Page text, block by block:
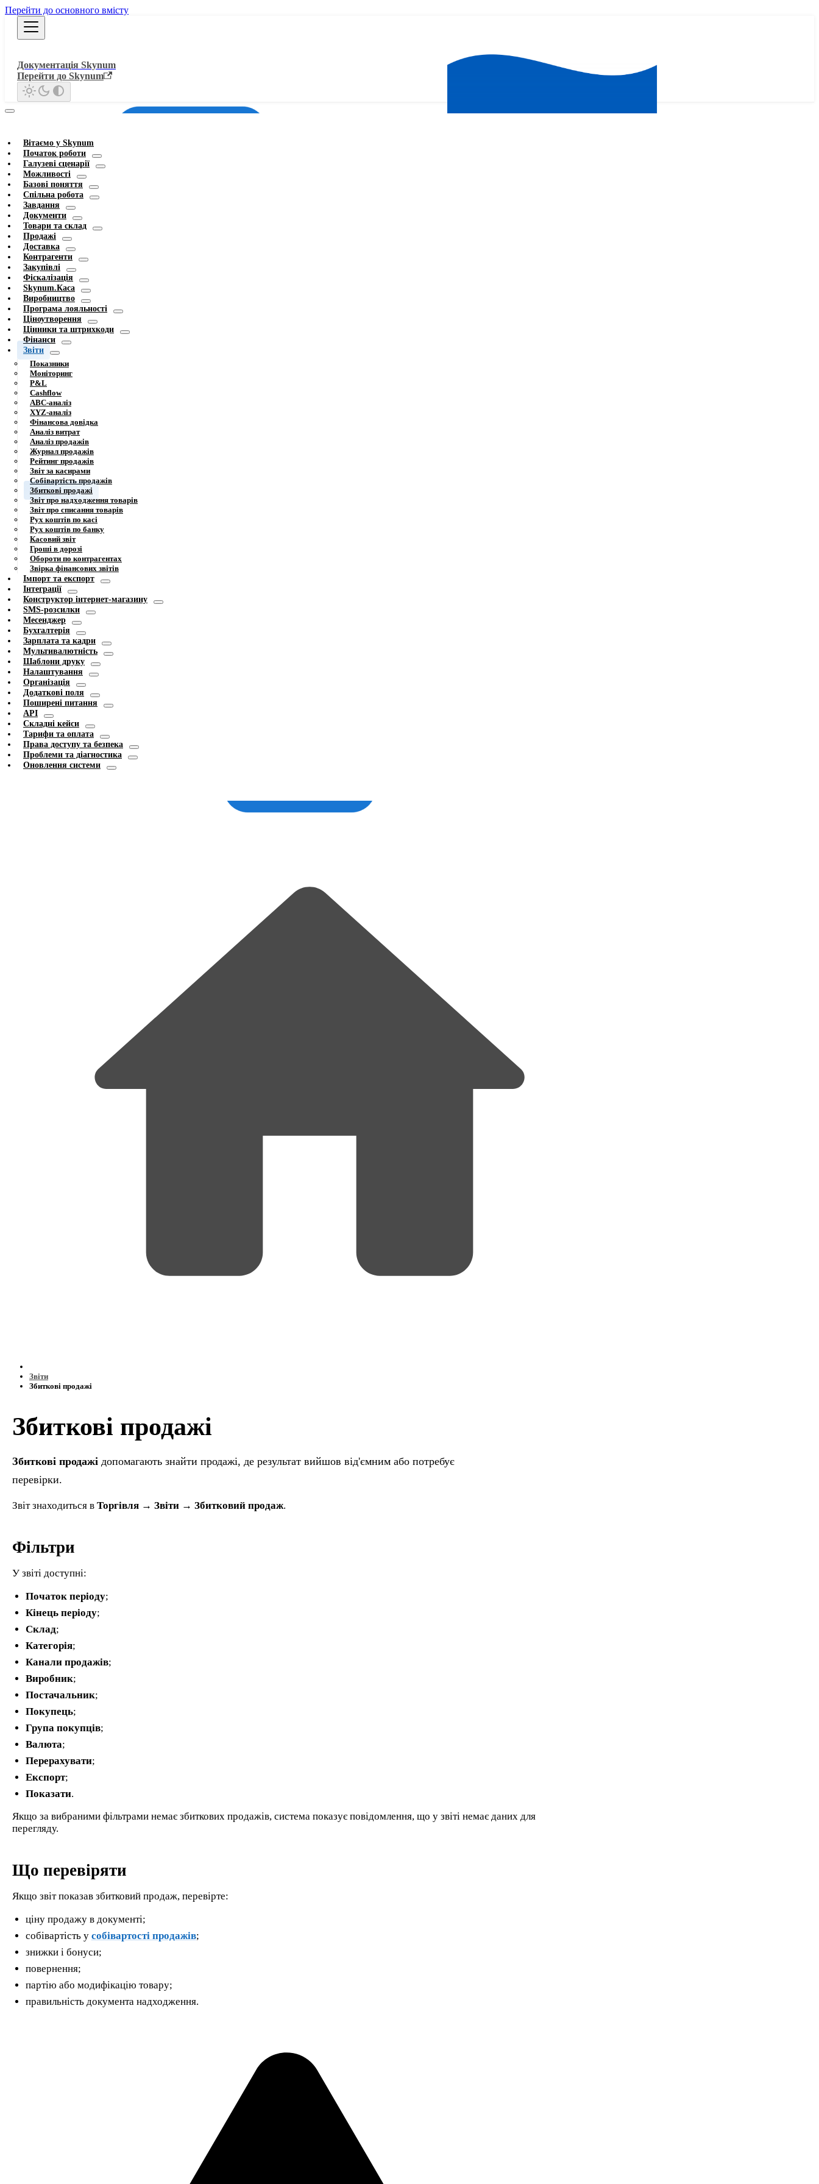
Перейти до основного вмісту
Документація Skynum
Перейти до Skynum
Вітаємо у Skynum
Початок роботи
Галузеві сценарії
Можливості
Базові поняття
Спільна робота
Завдання
Документи
Товари та склад
Продажі
Доставка
Контрагенти
Закупівлі
Фіскалізація
Skynum.Каса
Виробництво
Програма лояльності
Ціноутворення
Цінники та штрихкоди
Фінанси
Звіти
Показники
Моніторинг
P&L
Cashflow
ABC-аналіз
XYZ-аналіз
Фінансова довідка
Аналіз витрат
Аналіз продажів
Журнал продажів
Рейтинг продажів
Звіт за касирами
Собівартість продажів
Збиткові продажі
Звіт про надходження товарів
Звіт про списання товарів
Рух коштів по касі
Рух коштів по банку
Касовий звіт
Гроші в дорозі
Обороти по контрагентах
Звірка фінансових звітів
Імпорт та експорт
Інтеграції
Конструктор інтернет-магазину
SMS-розсилки
Месенджер
Бухгалтерія
Зарплата та кадри
Мультивалютність
Шаблони друку
Налаштування
Організація
Додаткові поля
Поширені питання
API
Складні кейси
Тарифи та оплата
Права доступу та безпека
Проблеми та діагностика
Оновлення системи
Звіти
Збиткові продажі
Збиткові продажі
Збиткові продажі допомагають знайти продажі, де результат вийшов від'ємним або потребує
перевірки.
Звіт знаходиться в Торгівля → Звіти → Збитковий продаж.
Фільтри
У звіті доступні:
Початок періоду;
Кінець періоду;
Склад;
Категорія;
Канали продажів;
Виробник;
Постачальник;
Покупець;
Група покупців;
Валюта;
Перерахувати;
Експорт;
Показати.
Якщо за вибраними фільтрами немає збиткових продажів, система показує повідомлення, що у звіті немає даних для
перегляду.
Що перевіряти
Якщо звіт показав збитковий продаж, перевірте:
ціну продажу в документі;
собівартість у собівартості продажів;
знижки і бонуси;
повернення;
партію або модифікацію товару;
правильність документа надходження.